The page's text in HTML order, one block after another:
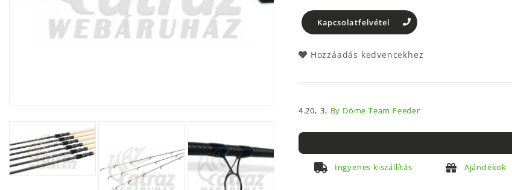
Kapcsolatfelvétel
Hozzáadás kedvencekhez
4.20, 3, By Döme Team Feeder
Ingyenes kiszállítás Ajándékok